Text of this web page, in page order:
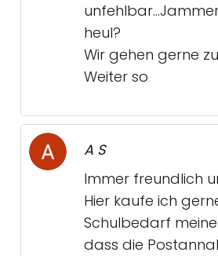
heul?
Wir gehen gerne
Weiter so
A S
Immer freundlich
Hier kaufe ich
Schulbedarf
dass die